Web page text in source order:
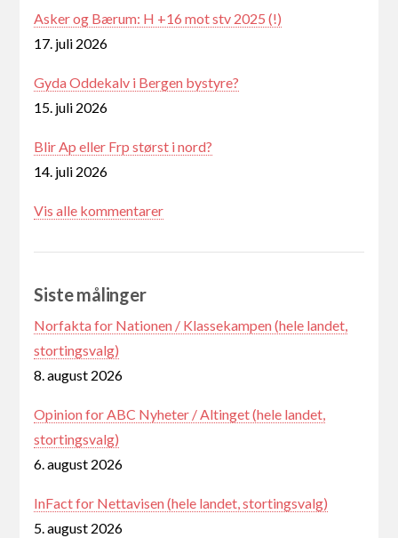
Asker og Bærum: H +16 mot stv 2025 (!)
17. juli 2026
Gyda Oddekalv i Bergen bystyre?
15. juli 2026
Blir Ap eller Frp størst i nord?
14. juli 2026
Vis alle kommentarer
Siste målinger
Norfakta for Nationen / Klassekampen (hele landet,
stortingsvalg)
8. august 2026
Opinion for ABC Nyheter / Altinget (hele landet,
stortingsvalg)
6. august 2026
InFact for Nettavisen (hele landet, stortingsvalg)
5. august 2026